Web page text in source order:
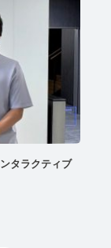
タラクティブ